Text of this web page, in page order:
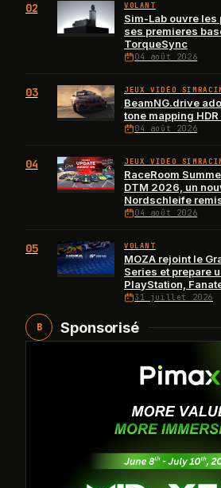
02 VOLANT
Sim-Lab ouvre
ses premieres
TorqueSync
04 août 2026
03 JEUX VIDÉO
BeamNG.drive
tone mapping
04 août 2026
04 JEUX VIDÉO
RaceRoom
DTM 2026, un
Nordschleife
04 août 2026
05 VOLANT
MOZA rejoint le
Series et prepare
PlayStation,
31 juillet 2026
B Sponsorisé